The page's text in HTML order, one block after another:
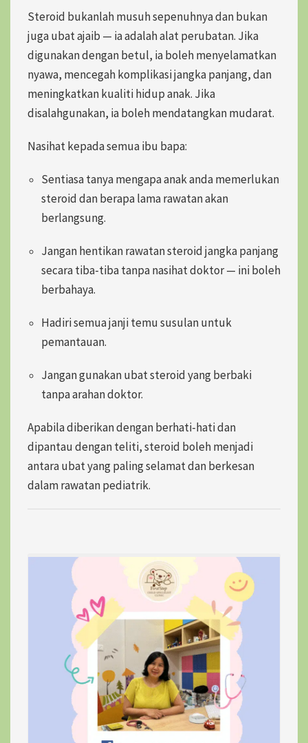
Steroid bukanlah musuh sepenuhnya dan bukan
juga ubat ajaib — ia adalah alat perubatan. Jika
digunakan dengan betul, ia boleh menyelamatkan
nyawa, mencegah komplikasi jangka panjang, dan
meningkatkan kualiti hidup anak. Jika
disalahgunakan, ia boleh mendatangkan mudarat.
Nasihat kepada semua ibu bapa:
Sentiasa tanya mengapa anak anda memerlukan
steroid dan berapa lama rawatan akan
berlangsung.
Jangan hentikan rawatan steroid jangka panjang
secara tiba-tiba tanpa nasihat doktor— ini boleh
berbahaya.
Hadiri semua janji temu susulan untuk
pemantauan.
Jangan gunakan ubat steroid yang berbaki
tanpa arahan doktor.
Apabila diberikan dengan berhati-hati dan
dipantau dengan teliti, steroid boleh menjadi
antara ubat yang paling selamat dan berkesan
dalam rawatan pediatrik.